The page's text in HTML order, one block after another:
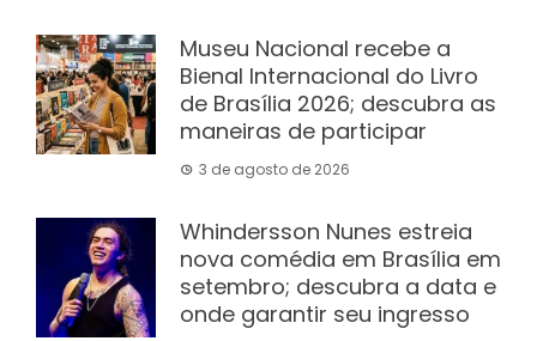
Museu Nacional recebe a
Bienal Internacional do Livro
de Brasília 2026; descubra as
maneiras de participar
3 de agosto de 2026
Whindersson Nunes estreia
nova comédia em Brasília em
setembro; descubra a data e
onde garantir seu ingresso